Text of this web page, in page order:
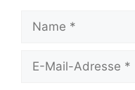
Mail-